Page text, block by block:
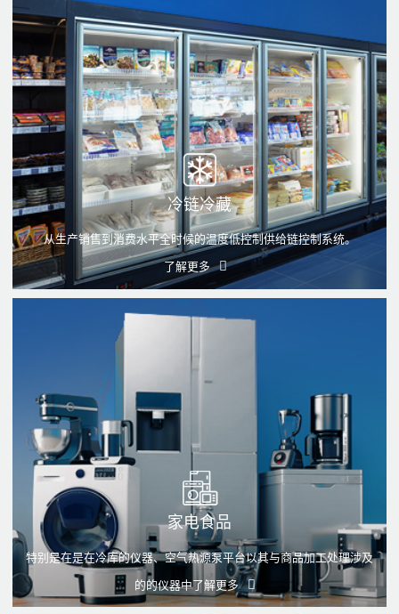
冷链冷藏
从生产销售到消费水平全时候的温度低控制供给链控制系统。
了解更多
家电食品
特别是在是在冷库的仪器、空气热源泵平台以其与商品加工处理涉及
的的仪器中了解更多